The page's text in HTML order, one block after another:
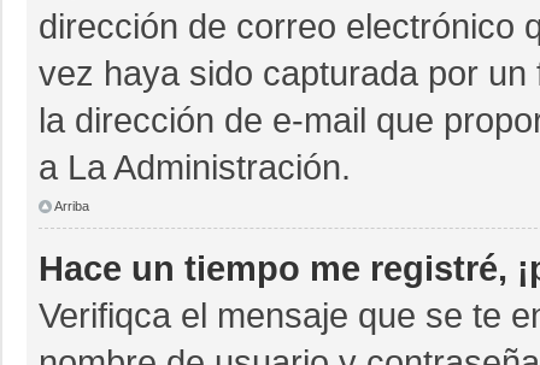
dirección de correo electrónico
vez haya sido capturada por
la dirección de e-mail que
a La Administración.
Arriba
Hace un tiempo me registré,
Verifiqca el mensaje que se te